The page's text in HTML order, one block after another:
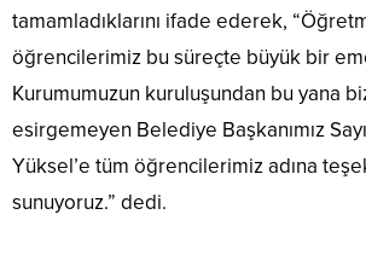
tamamladıklarını ifade ederek,
öğrencilerimiz bu süreçte büyük bir
Kurumumuzun kuruluşundan bu yana
esirgemeyen Belediye Başkanımız
Yüksel’e tüm öğrencilerimiz adına
sunuyoruz.” dedi.